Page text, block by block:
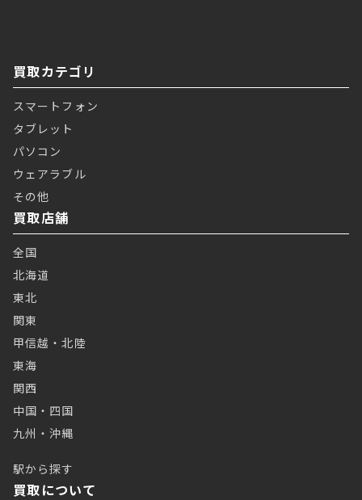
買取カテゴリ
スマートフォン
タブレット
パソコン
ウェアラブル
その他
買取店舗
全国
北海道
東北
関東
甲信越・北陸
東海
関西
中国・四国
九州・沖縄
駅から探す
買取について